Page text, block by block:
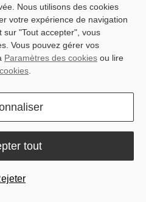
Nous utilisons des cookies
votre expérience de navigation
sur "Tout accepter", vous
Vous pouvez gérer vos
Paramètres des cookies ou lire
tout